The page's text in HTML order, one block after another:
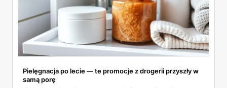
Pielęgnacja po lecie — te promocje z drogerii przyszły w
samą porę